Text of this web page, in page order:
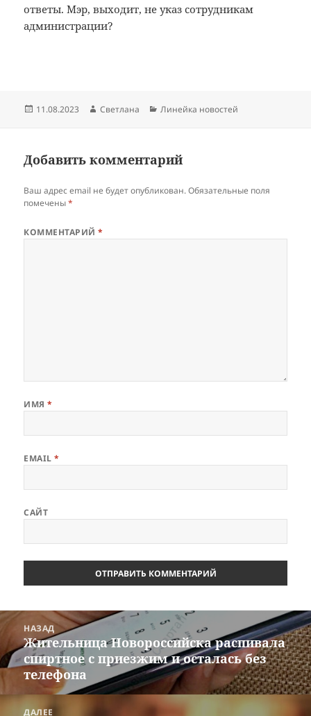
ответы. Мэр, выходит, не указ сотрудникам
администрации?
Опубликовано
11.08.2023 Автор
Светлана Рубрики
Линейка новостей
Добавить комментарий
Ваш адрес email не будет опубликован. Обязательные поля
помечены*
КОММЕНТАРИЙ*
ИМЯ*
EMAIL*
САЙТ
Навигация
записям
НАЗАД
Предыдущая
запись:
Жительница Новороссийска распивала
спиртное с приезжим и осталась без
телефона
ДАЛЕЕ